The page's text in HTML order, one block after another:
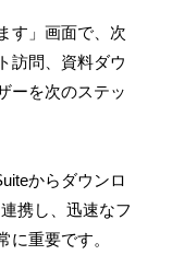
す」画面で、次
訪問、資料ダウ
ーを次のステッ
からダウンロ
携し、迅速なフ
に重要です。